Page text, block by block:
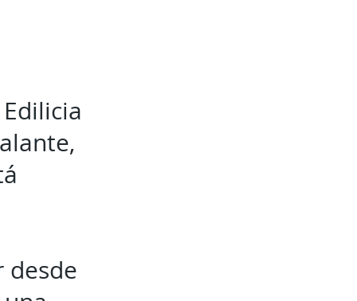
desde